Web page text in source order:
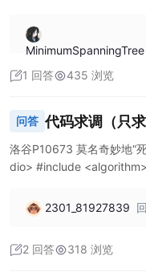
MinimumSpanningTree
1 回答
435 浏览
问答 代码求调（只
洛谷P10673 莫名奇妙地“
dio> #include
2301_81927839 回
2 回答 318 浏览